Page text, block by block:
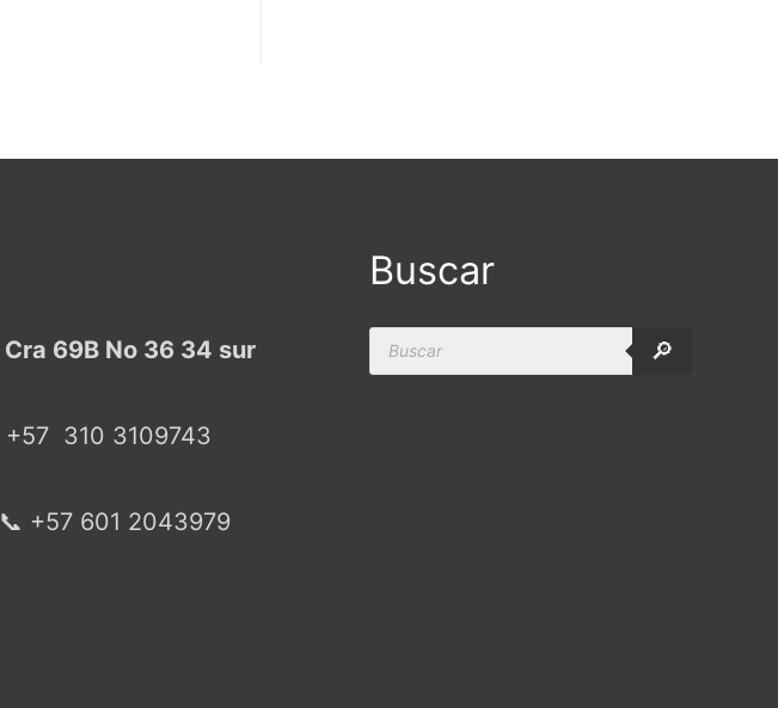
Cra 69B No 36 34 sur
+57 310 3109743
📞 +57 601 2043979
Buscar
Products
search
🔎